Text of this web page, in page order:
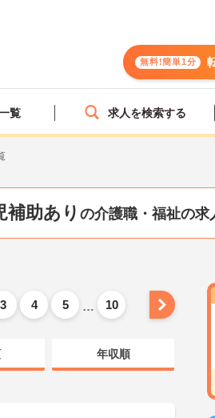
無料!簡単1分
覧 求人を検索する
補助あり の介護職・福祉の求
3 4 5 … 10
年収順